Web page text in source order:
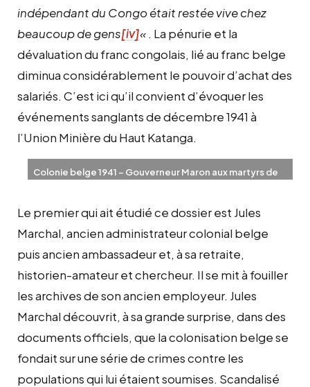
indépendant du Congo était restée vive chez
beaucoup de gens[iv]« . La pénurie et la
dévaluation du franc congolais, lié au franc belge
diminua considérablement le pouvoir d’achat des
salariés. C’est ici qu’il convient d’évoquer les
événements sanglants de décembre 1941 à
l’Union Minière du Haut Katanga.
Colonie belge 1941 – Gouverneur Maron aux martyrs de
Le premier qui ait étudié ce dossier est Jules
Marchal, ancien administrateur colonial belge
puis ancien ambassadeur et, à sa retraite,
historien-amateur et chercheur. Il se mit à fouiller
les archives de son ancien employeur. Jules
Marchal découvrit, à sa grande surprise, dans des
documents officiels, que la colonisation belge se
fondait sur une série de crimes contre les
populations qui lui étaient soumises. Scandalisé